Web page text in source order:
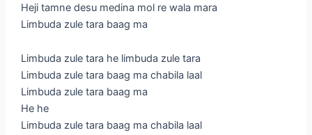
Heji tamne desu medina mol re wala mara
Limbuda zule tara baag ma
Limbuda zule tara he limbuda zule tara
Limbuda zule tara baag ma chabila laal
Limbuda zule tara baag ma
He he
Limbuda zule tara baag ma chabila laal